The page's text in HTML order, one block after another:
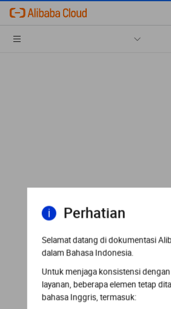
Perhatian
Selamat datang di dokumentasi
dalam Bahasa Indonesia.
Untuk menjaga konsistensi
layanan, beberapa elemen tetap
bahasa Inggris, termasuk: